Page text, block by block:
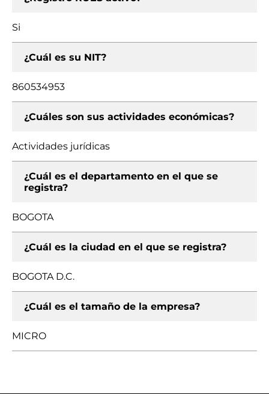
Si
¿Cuál es su NIT?
860534953
¿Cuáles son sus actividades económicas?
Actividades jurídicas
¿Cuál es el departamento en el que se
registra?
BOGOTA
¿Cuál es la ciudad en el que se registra?
BOGOTA D.C.
¿Cuál es el tamaño de la empresa?
MICRO